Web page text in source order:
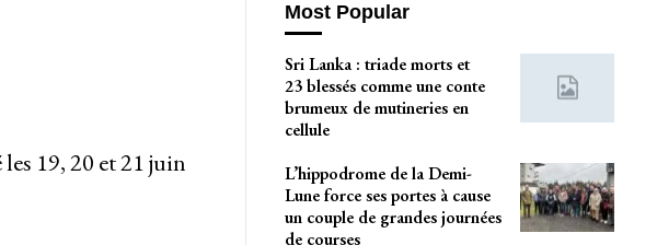
19, 20 et 21 juin
Most Popular
Sri Lanka : triade morts et
23 blessés comme une conte
brumeux de mutineries en
cellule
L’hippodrome de la Demi-
Lune force ses portes à cause
un couple de grandes journées
de courses